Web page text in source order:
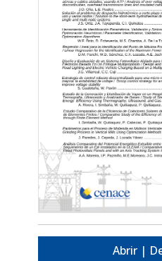
Abrir |